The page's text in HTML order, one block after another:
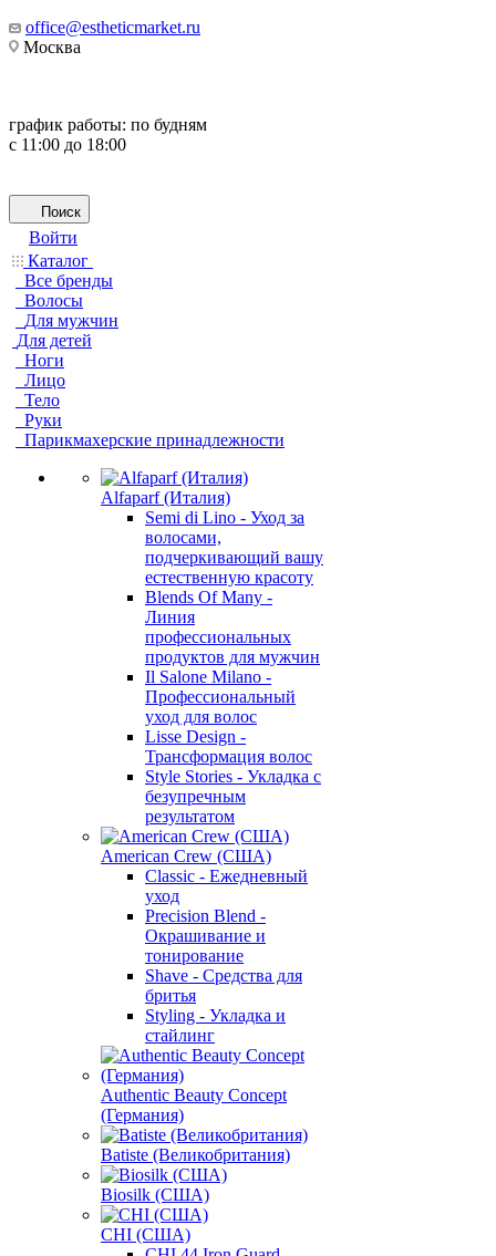
office@estheticmarket.ru
Москва
график работы: по будням
с 11:00 до 18:00
Поиск
Войти
Каталог
Все бренды
Волосы
Для мужчин
Для детей
Ноги
Лицо
Тело
Руки
Парикмахерские принадлежности
Alfaparf (Италия)
Semi di Lino - Уход за
волосами,
подчеркивающий вашу
естественную красоту
Blends Of Many -
Линия
профессиональных
продуктов для мужчин
Il Salone Milano -
Профессиональный
уход для волос
Lisse Design -
Трансформация волос
Style Stories - Укладка с
безупречным
результатом
American Crew (США)
Classic - Ежедневный
уход
Precision Blend -
Окрашивание и
тонирование
Shave - Средства для
бритья
Styling - Укладка и
стайлинг
Authentic Beauty Concept
(Германия)
Batiste (Великобритания)
Biosilk (США)
CHI (США)